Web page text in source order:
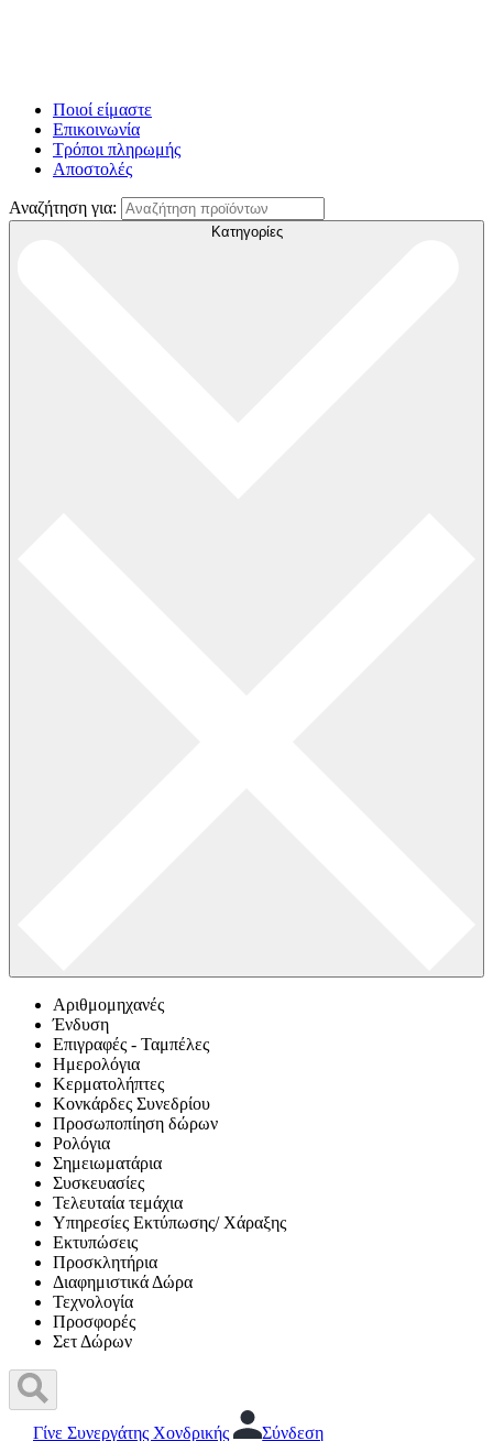
Ποιοί είμαστε
Επικοινωνία
Τρόποι πληρωμής
Αποστολές
Αναζήτηση για:
Κατηγορίες
Αριθμομηχανές
Ένδυση
Επιγραφές - Ταμπέλες
Ημερολόγια
Κερματολήπτες
Κονκάρδες Συνεδρίου
Προσωποπίηση δώρων
Ρολόγια
Σημειωματάρια
Συσκευασίες
Τελευταία τεμάχια
Υπηρεσίες Εκτύπωσης/ Χάραξης
Εκτυπώσεις
Προσκλητήρια
Διαφημιστικά Δώρα
Τεχνολογία
Προσφορές
Σετ Δώρων
Γίνε Συνεργάτης Χονδρικής Σύνδεση